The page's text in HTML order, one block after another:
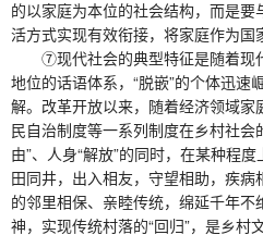
的以家庭为本位的社会结构，而是
活方式实现有效衔接，将家庭作为国
⑦现代社会的典型特征是随着现
地位的话语体系，“脱嵌”的个体迅速
解。改革开放以来，随着经济领域
民自治制度等一系列制度在乡村社会
由”、人身“解放”的同时，在某种程
田同井，出入相友，守望相助，疾病
的邻里相保、亲睦传统，绵延千年
神，实现传统村落的“回归”，是乡村